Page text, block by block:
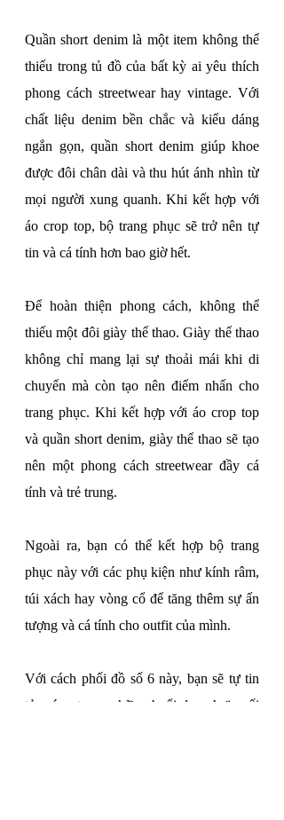
Quần short denim là một item không thể
thiếu trong tủ đồ của bất kỳ ai yêu thích
phong cách streetwear hay vintage. Với
chất liệu denim bền chắc và kiểu dáng
ngắn gọn, quần short denim giúp khoe
được đôi chân dài và thu hút ánh nhìn từ
mọi người xung quanh. Khi kết hợp với
áo crop top, bộ trang phục sẽ trở nên tự
tin và cá tính hơn bao giờ hết.
Để hoàn thiện phong cách, không thể
thiếu một đôi giày thể thao. Giày thể thao
không chỉ mang lại sự thoải mái khi di
chuyển mà còn tạo nên điểm nhấn cho
trang phục. Khi kết hợp với áo crop top
và quần short denim, giày thể thao sẽ tạo
nên một phong cách streetwear đầy cá
tính và trẻ trung.
Ngoài ra, bạn có thể kết hợp bộ trang
phục này với các phụ kiện như kính râm,
túi xách hay vòng cổ để tăng thêm sự ấn
tượng và cá tính cho outfit của mình.
Với cách phối đồ số 6 này, bạn sẽ tự tin
tỏa sáng trong những buổi dạo chơi cuối